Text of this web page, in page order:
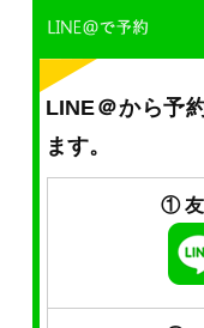
LINE＠から予
ます。
① 友